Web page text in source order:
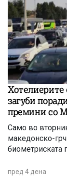
загуби
премини со
Само во
македонско-
биометриската
пред 4 дена